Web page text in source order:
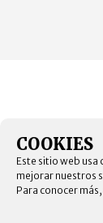
COOKIES
Este sitio web
mejorar nuestros
Para conocer